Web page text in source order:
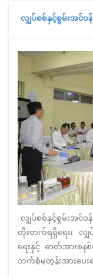
လျှပ်စစ်နှင့်စွမ်းအင်
တိုးတက်ရရှိရေး၊ လျှ
ရေးနှင့် ဓာတ်အားစ
ဘက်စုံမှတွန်းအားပေ